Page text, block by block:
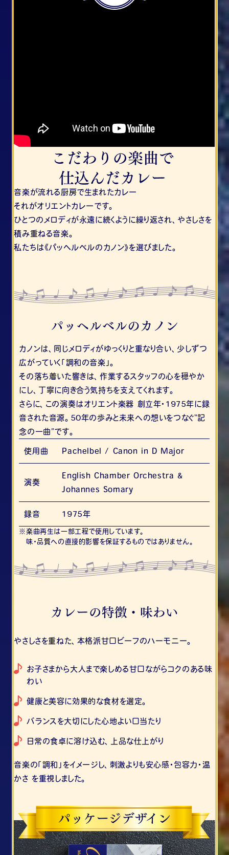
音楽が流れる厨房で生まれたカレー
それがオリエントカレーです。
ひとつのメロディが永遠に続くように繰り返され、やさしさを
積み重ねる音楽。
私たちは《パッヘルベルのカノン》を選びました。
カノンは、同じメロディがゆっくりと重なり合い、少しずつ
広がっていく「調和の音楽」。
その落ち着いた響きは、作業するスタッフの心を穏やか
にし、丁寧に向き合う気持ちを支えてくれます。
さらに、この演奏はオリエント楽器 創立年・1975年に録
音された音源。50年の歩みと未来への想いをつなぐ“記
念の一曲”です。
使用曲 Pachelbel / Canon in D Major
演奏
English Chamber Orchestra &
Johannes Somary
録音 1975年
楽曲再生は一部工程で使用しています。
味・品質への直接的影響を保証するものではありません。
やさしさを重ねた、本格派甘口ビーフのハーモニー。
お子さまから大人まで楽しめる甘口ながらコクのある味
わい
健康と美容に効果的な食材を選定。
バランスを大切にした心地よい口当たり
日常の食卓に溶け込む、上品な仕上がり
音楽の「調和」をイメージし、刺激よりも安心感・包容力・温
かさ を重視しました。